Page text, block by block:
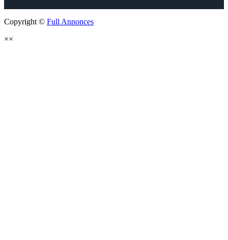
Copyright © Full Annonces
××